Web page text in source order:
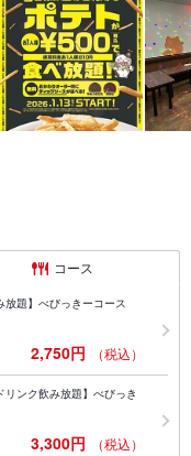
コース
題】べびっきーコース
2,750円 （税込）
ンク飲み放題】べびっき
3,300円 （税込）